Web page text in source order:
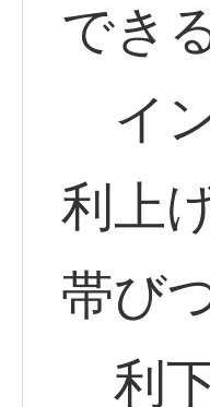
でき
イ
利上
帯び
利